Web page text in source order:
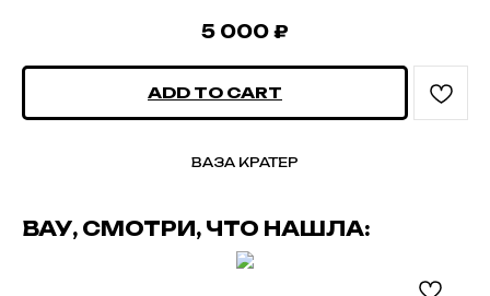
5 000 ₽
ADD TO CART
ВАЗА КРАТЕР
ВАУ, СМОТРИ, ЧТО НАШЛА: